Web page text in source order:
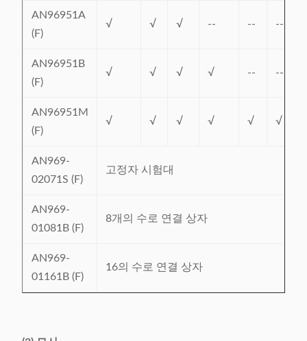
AN96951A
(F)
√ √ √ -- -- --
AN96951B
(F)
√ √ √ √ -- --
AN96951M
(F)
√ √ √ √ √ √
AN969-
02071S (F)
고정자 시험대
AN969-
01081B (F)
8개의 수로 연결 상자
AN969-
01161B (F)
16의 수로 연결 상자